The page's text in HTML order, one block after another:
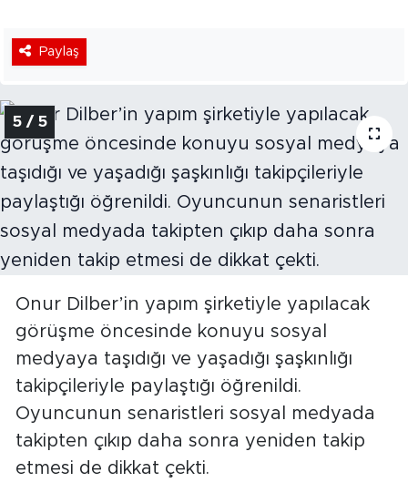
Paylaş
5 / 5
Onur Dilber’in yapım şirketiyle yapılacak
görüşme öncesinde konuyu sosyal
medyaya taşıdığı ve yaşadığı şaşkınlığı
takipçileriyle paylaştığı öğrenildi.
Oyuncunun senaristleri sosyal medyada
takipten çıkıp daha sonra yeniden takip
etmesi de dikkat çekti.